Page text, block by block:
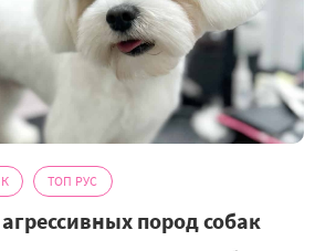
ТОП РУС
пород собак